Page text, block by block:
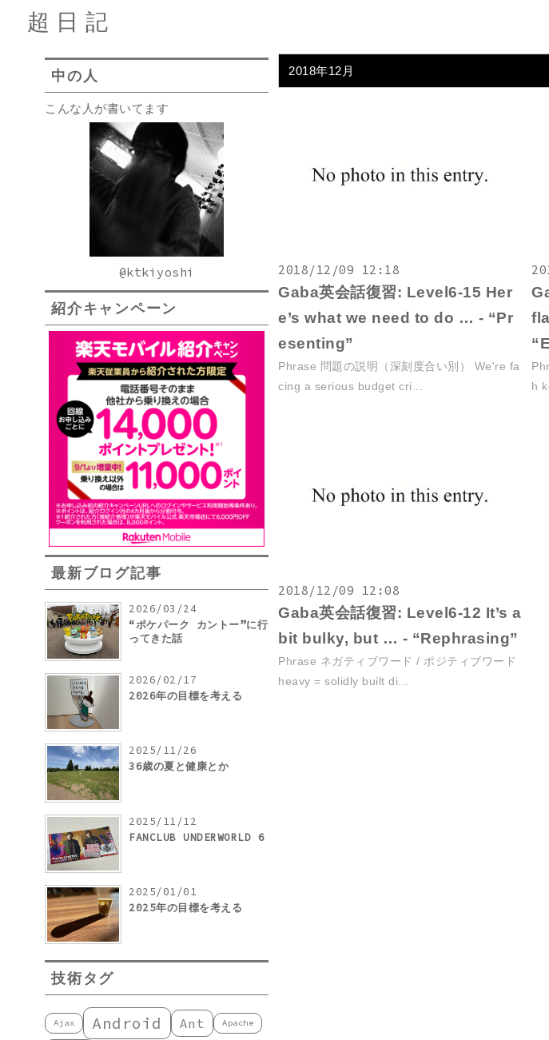
超日記
中の人
こんな人が書いてます
@ktkiyoshi
紹介キャンペーン
最新ブログ記事
2026/03/24
“ポケパーク カントー”に行
ってきた話
2026/02/17
2026年の目標を考える
2025/11/26
36歳の夏と健康とか
2025/11/12
FANCLUB UNDERWORLD 6
2025/01/01
2025年の目標を考える
技術タグ
Ajax Android Ant Apache
2018年12月
2018/12/09 12:18
Gaba英会話復習: Level6-15 Her
e’s what we need to do … - “Pr
esenting”
Phrase 問題の説明（深刻度合い別） We're fa
cing a serious budget cri...
h
2018/12/09 12:08
Gaba英会話復習: Level6-12 It’s a
bit bulky, but … - “Rephrasing”
Phrase ネガティブワード / ポジティブワード
heavy = solidly built di...